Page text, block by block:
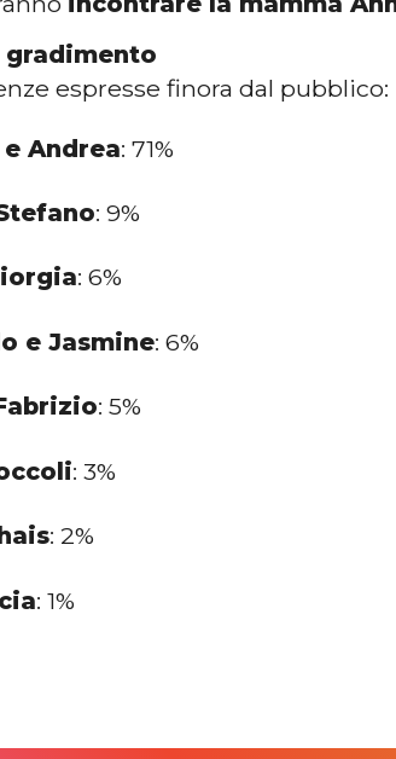
espresse finora dal pubblico:
Andrea: 71%
: 9%
: 6%
e Jasmine: 6%
: 5%
: 3%
: 2%
: 1%